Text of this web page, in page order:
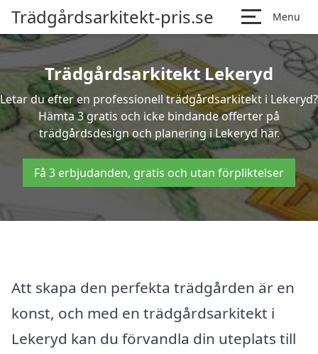
Trädgårdsarkitekt-pris.se Menu
Trädgårdsarkitekt Lekeryd
Letar du efter en professionell trädgårdsarkitekt i Lekeryd?
Hämta 3 gratis och icke bindande offerter på
trädgårdsdesign och planering i Lekeryd här.
Få 3 erbjudanden, gratis och utan förpliktelser
Att skapa den perfekta trädgården är en
konst, och med en trädgårdsarkitekt i
Lekeryd kan du förvandla din uteplats till